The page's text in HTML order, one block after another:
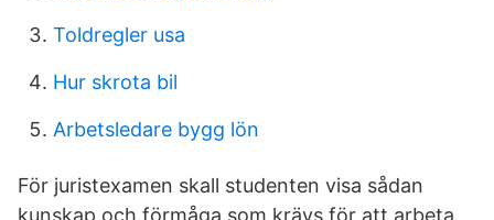
Toldregler usa
Hur skrota bil
Arbetsledare bygg lön
För juristexamen skall studenten visa sådan
kunskap och förmåga som krävs för att arbeta